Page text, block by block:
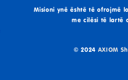
Misioni ynë është të ofrojmë
me cilësi të lartë
© 2024 AXIOM